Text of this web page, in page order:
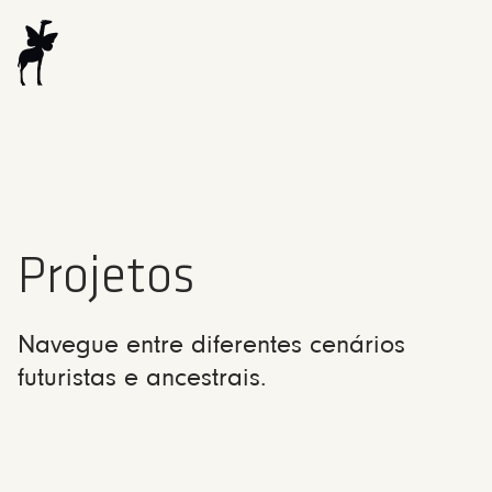
Projetos
Navegue entre diferentes cenários
futuristas e ancestrais.